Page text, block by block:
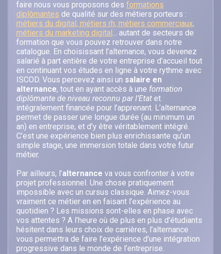
faire nous vous proposons des formations
diplômantes de qualité sur des métiers porteurs :
métiers du digital, métiers rh, métiers commerciaux,
métiers du marketing digital ... autant de secteurs de
formation que vous pouvez retrouver dans notre
catalogue. En choisissant l’alternance, vous devenez
salarié à part entière de votre entreprise d’accueil tout
en continuant vos études en ligne à votre rythme avec
ISCOD. Vous percevez ainsi un salaire en
alternance, tout en ayant accès à une formation
diplômante de niveau reconnu par l’Etat et
intégralement financée pour l’apprenant. L’alternance
permet de passer une longue durée (au minimum un
an) en entreprise, et d’y être véritablement intégré.
C’est une expérience bien plus enrichissante qu’un
simple stage, une immersion totale dans votre futur
métier.
Par ailleurs, l’alternance va vous confronter à votre
projet professionnel. Une chose pratiquement
impossible avec un cursus classique. Aimez-vous
vraiment ce métier en en faisant l’expérience au
quotidien ? Les missions sont-elles en phase avec
vos attentes ? A l’heure où de plus en plus d’étudiants
hésitent dans leurs choix de carrières, l’alternance
vous permettra de faire l’expérience d’une intégration
progressive dans le monde de l’entreprise.